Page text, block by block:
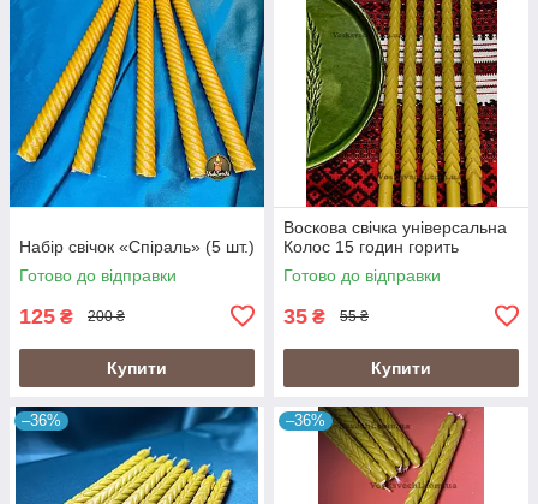
Набір свічок «Спіраль» (5 шт.)
Готово до відправки
125 ₴ 200 ₴
Купити
Воскова свічка універсальна
Колос 15 годин горить
Готово до відправки
35 ₴ 55 ₴
Купити
–36% –36%